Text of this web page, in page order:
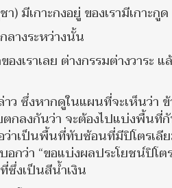
มีเกาะกงอยู่ ของเรามีเกาะกูด
ลางระหว่างนั้น
งเราเลย ต่างกรรมต่างวาระ
ว ซึ่งหากดูในแผนที่จะเห็นว่า
ตกลงกันว่า จะต้องไปแบ่งพื้น
ว่าเป็นพื้นที่ทับซ้อนที่มีปิโตรเ
อกว่า “ขอแบ่งผลประโยชน์ปิโ
งเป็นสีน้ำเงิน